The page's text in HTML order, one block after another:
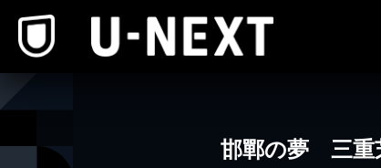
邯鄲の夢 三重